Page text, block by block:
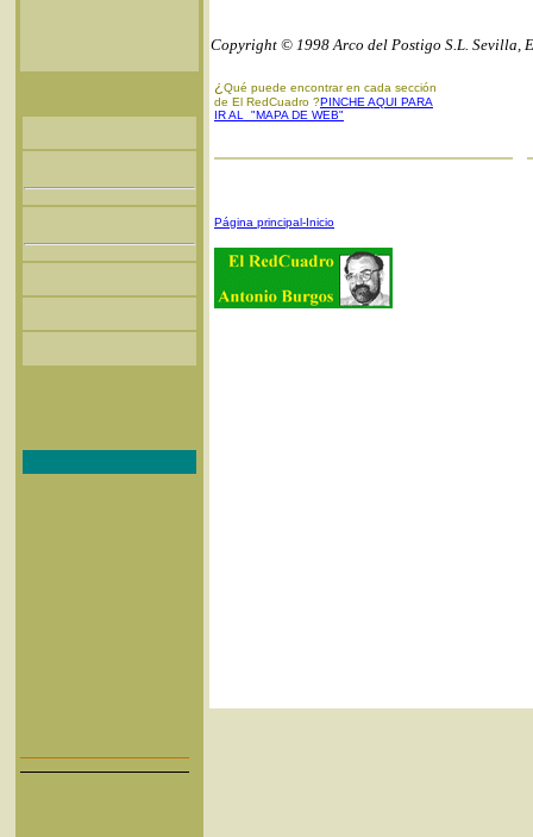
Copyright © 1998 Arco del Postigo S.L. Sevilla,
¿ Qué puede encontrar en cada sección
de El RedCuadro ?PINCHE AQUI PARA
IR AL "MAPA DE WEB"
Página principal-Inicio